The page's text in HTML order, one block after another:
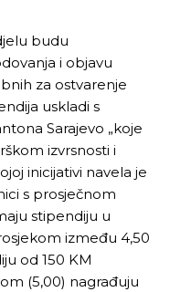
budu
i objavu
za ostvarenje
uskladi s
Sarajevo „koje
izvrsnosti i
inicijativi navela je
s prosječnom
stipendiju u
između 4,50
od 150 KM
(5,00) nagrađuju